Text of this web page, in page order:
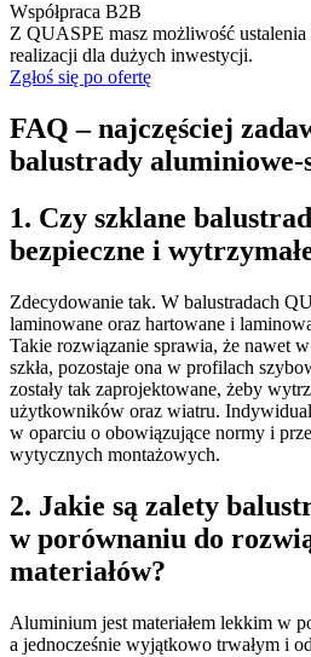
Współpraca B2B
Z QUASPE masz możliwość
realizacji dla dużych inwestycji.
Zgłoś się po ofertę
FAQ – najczęściej
balustrady aluminiowe-
1. Czy szklane
bezpieczne i
Zdecydowanie tak. W balustradach
laminowane oraz hartowane i
Takie rozwiązanie sprawia, że nawet
szkła, pozostaje ona w profilach
zostały tak zaprojektowane, żeby
użytkowników oraz wiatru.
w oparciu o obowiązujące normy i
wytycznych montażowych.
2. Jakie są zalety
w porównaniu do
materiałów?
Aluminium jest materiałem lekkim w
a jednocześnie wyjątkowo trwałym i